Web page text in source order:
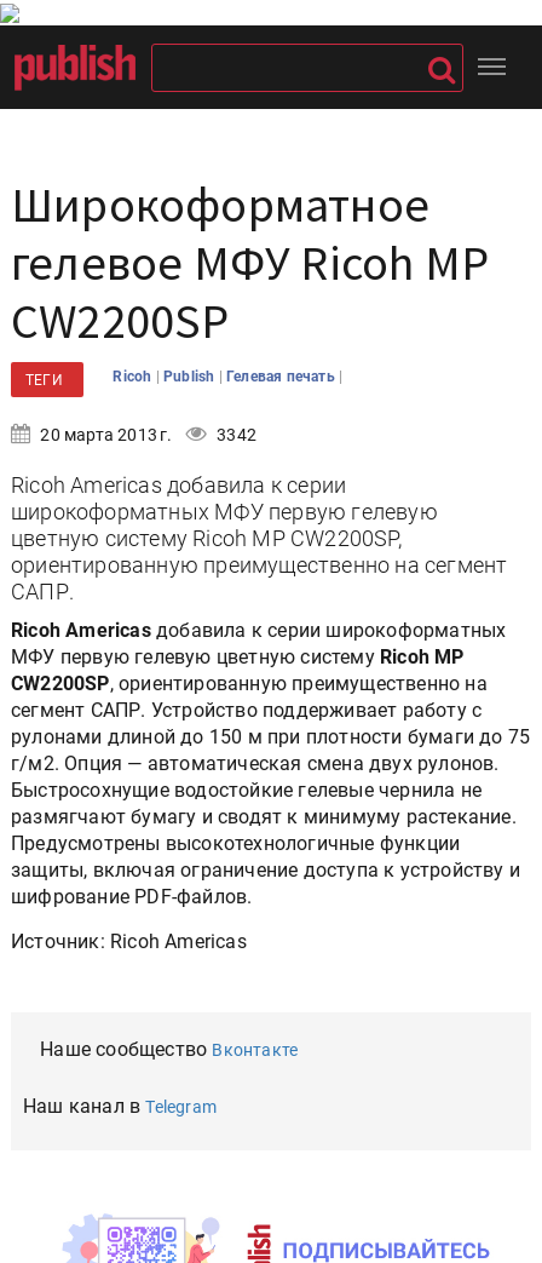
Широкоформатное
гелевое МФУ Ricoh MP
CW2200SP
ТЕГИ Ricoh | Publish |Гелевая печать |
20 марта 2013 г. 3342
Ricoh Americas добавила к серии
широкоформатных МФУ первую гелевую
цветную систему Ricoh MP CW2200SP,
ориентированную преимущественно на сегмент
САПР.
Ricoh Americas добавила к серии широкоформатных
МФУ первую гелевую цветную систему Ricoh MP
CW2200SP, ориентированную преимущественно на
сегмент САПР. Устройство поддерживает работу с
рулонами длиной до 150 м при плотности бумаги до 75
г/м2. Опция — автоматическая смена двух рулонов.
Быстросохнущие водостойкие гелевые чернила не
размягчают бумагу и сводят к минимуму растекание.
Предусмотрены высокотехнологичные функции
защиты, включая ограничение доступа к устройству и
шифрование PDF-файлов.
Источник: Ricoh Americas
Наше сообщество Вконтакте
Наш канал вTelegram